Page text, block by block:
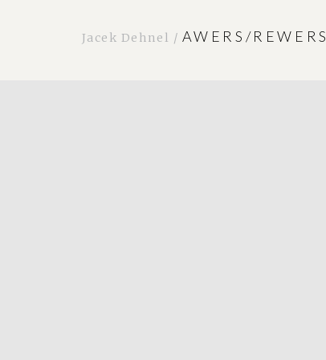
Jacek Dehnel / AWERS/REWERS